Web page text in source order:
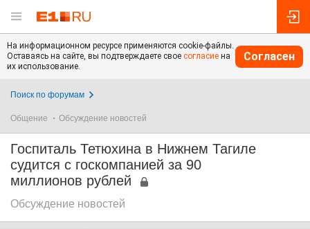
На информационном ресурсе применяются cookie-файлы.
Оставаясь на сайте, вы подтверждаете свое согласие на
их использование.
Согласен
Поиск по форумам
Общение Обсуждение новостей
Госпиталь Тетюхина в Нижнем Тагиле
судится с госкомпанией за 90
миллионов рублей
Обсуждение новостей